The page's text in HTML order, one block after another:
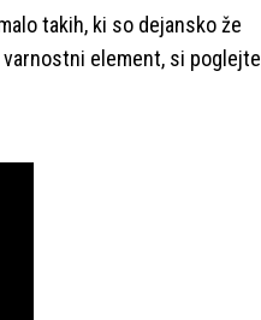
takih, ki so dejansko že
element, si poglejte